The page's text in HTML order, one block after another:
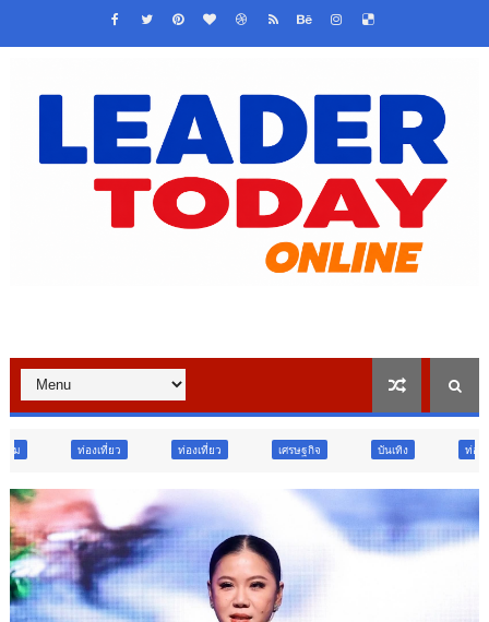
ท่องเที่ยว เศรษฐกิจ ท่องเที่ยว ข่าวเด่น